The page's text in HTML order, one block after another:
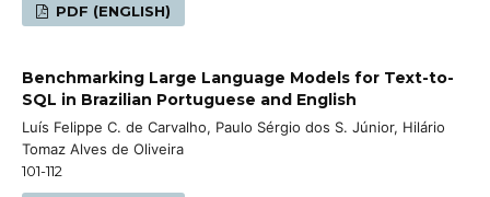
PDF (ENGLISH)
Benchmarking Large Language Models for Text-to-
SQL in Brazilian Portuguese and English
Luís Felippe C. de Carvalho, Paulo Sérgio dos S. Júnior, Hilário
Tomaz Alves de Oliveira
101-112